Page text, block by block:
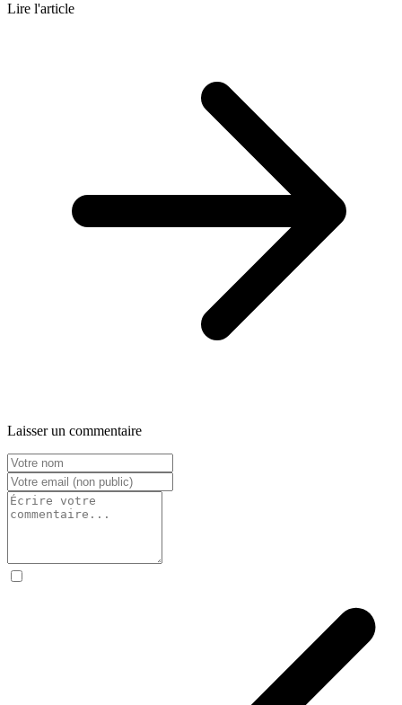
Lire l'article
Laisser un commentaire